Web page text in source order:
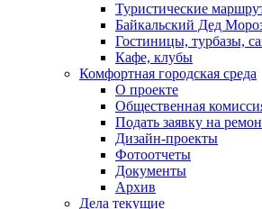
Туристические
Байкальский Дед
Гостиницы, турбазы,
Кафе, клубы
Комфортная городская среда
О проекте
Общественная
Подать заявку на
Дизайн-проекты
Фотоотчеты
Документы
Архив
Дела текущие